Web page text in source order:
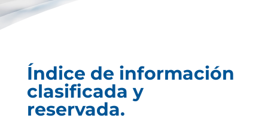
Índice de información
clasificada y
reservada.